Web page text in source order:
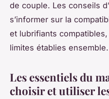
de couple. Les conseils
s’informer sur la
et lubrifiants
limites établies ensemble.
Les essentiels du
choisir et utiliser